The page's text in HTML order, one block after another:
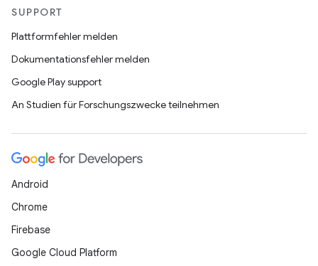
SUPPORT
Plattformfehler melden
Dokumentationsfehler melden
Google Play support
An Studien für Forschungszwecke teilnehmen
Android
Chrome
Firebase
Google Cloud Platform